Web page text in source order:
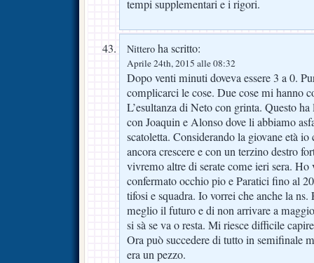
tempi supplementari e i rigori.
Nittero ha scritto:
Aprile 24th, 2015 alle 08:32
Dopo venti minuti doveva essere 3 a 0.
complicarci le cose. Due cose mi hanno
L’esultanza di Neto con grinta. Questo
con Joaquin e Alonso dove li abbiamo
scatoletta. Considerando la giovane età
ancora crescere e con un terzino destro
vivremo altre di serate come ieri sera. Ho
confermato occhio pio e Paratici fino al
tifosi e squadra. Io vorrei che anche la
meglio il futuro e di non arrivare a
si sà se va o resta. Mi riesce difficile
Ora può succedere di tutto in semifinale
era un pezzo.